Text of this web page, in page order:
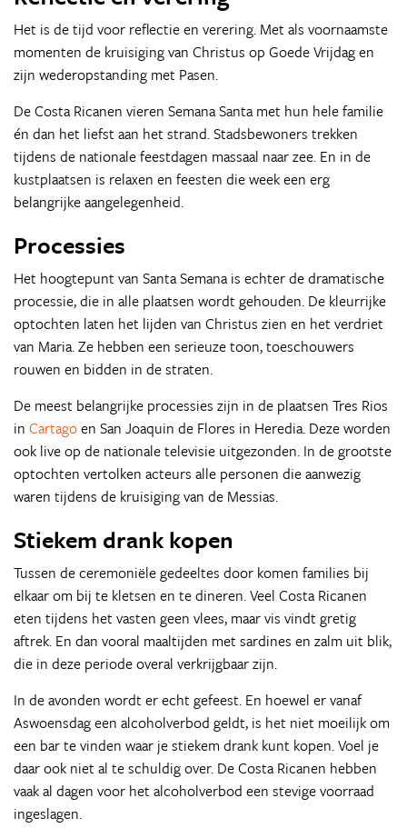
Het is de tijd voor reflectie en verering. Met als voornaamste
momenten de kruisiging van Christus op Goede Vrijdag en
zijn wederopstanding met Pasen.
De Costa Ricanen vieren Semana Santa met hun hele familie
én dan het liefst aan het strand. Stadsbewoners trekken
tijdens de nationale feestdagen massaal naar zee. En in de
kustplaatsen is relaxen en feesten die week een erg
belangrijke aangelegenheid.
Processies
Het hoogtepunt van Santa Semana is echter de dramatische
processie, die in alle plaatsen wordt gehouden. De kleurrijke
optochten laten het lijden van Christus zien en het verdriet
van Maria. Ze hebben een serieuze toon, toeschouwers
rouwen en bidden in de straten.
De meest belangrijke processies zijn in de plaatsen Tres Rios
in Cartagoen San Joaquin de Flores in Heredia. Deze worden
ook live op de nationale televisie uitgezonden. In de grootste
optochten vertolken acteurs alle personen die aanwezig
waren tijdens de kruisiging van de Messias.
Stiekem drank kopen
Tussen de ceremoniële gedeeltes door komen families bij
elkaar om bij te kletsen en te dineren. Veel Costa Ricanen
eten tijdens het vasten geen vlees, maar vis vindt gretig
aftrek. En dan vooral maaltijden met sardines en zalm uit blik,
die in deze periode overal verkrijgbaar zijn.
In de avonden wordt er echt gefeest. En hoewel er vanaf
Aswoensdag een alcoholverbod geldt, is het niet moeilijk om
een bar te vinden waar je stiekem drank kunt kopen. Voel je
daar ook niet al te schuldig over. De Costa Ricanen hebben
vaak al dagen voor het alcoholverbod een stevige voorraad
ingeslagen.